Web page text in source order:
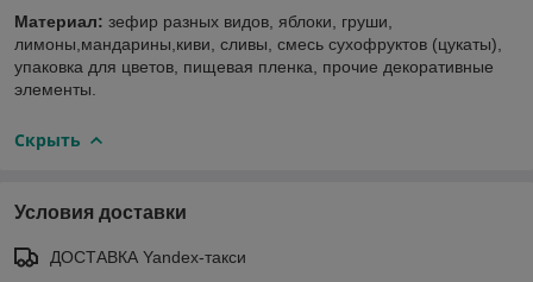
Материал: зефир разных видов, яблоки, груши,
лимоны,мандарины,киви, сливы, смесь сухофруктов (цукаты),
упаковка для цветов, пищевая пленка, прочие декоративные
элементы.
Скрыть
Условия доставки
ДОСТАВКА Yandex-такси